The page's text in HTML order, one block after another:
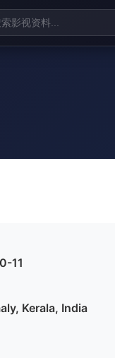
11
Kerala, India